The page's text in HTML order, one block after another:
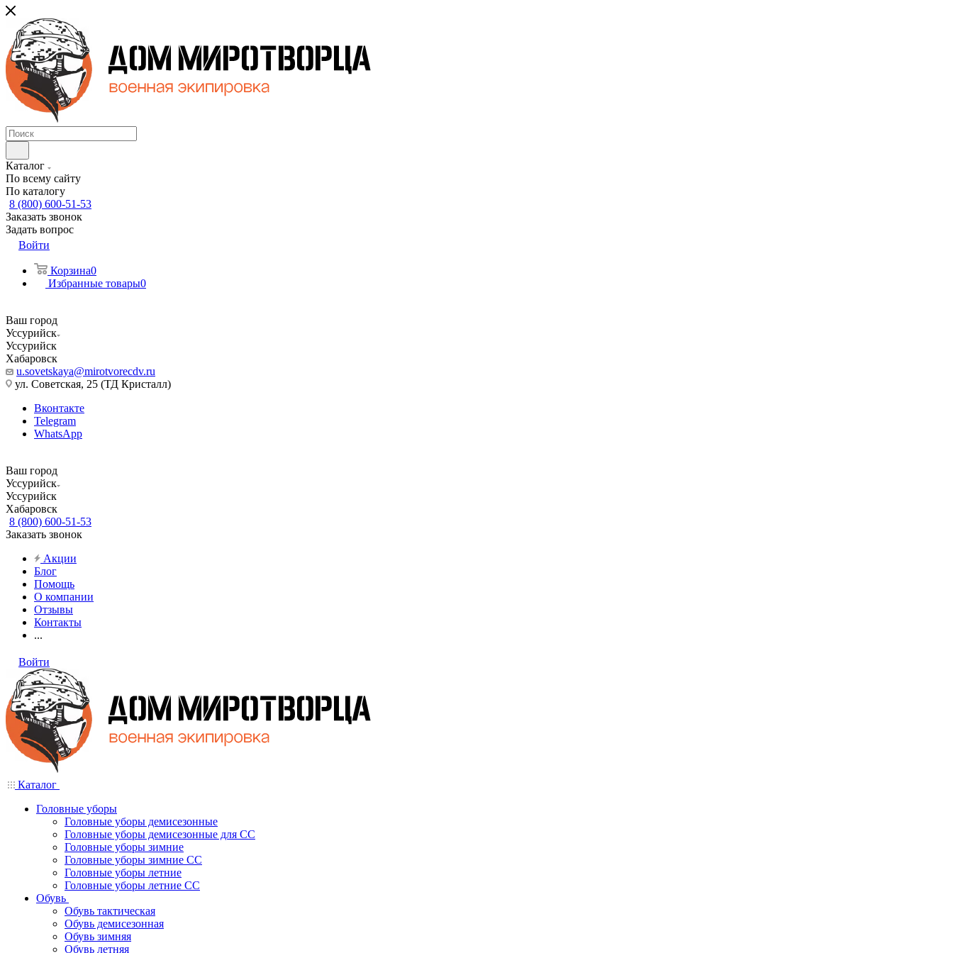
Каталог
По всему сайту
По каталогу
8 (800) 600-51-53
Заказать звонок
Задать вопрос
Войти
Корзина0
Избранные товары0
Ваш город
Уссурийск
Уссурийск
Хабаровск
u.sovetskaya@mirotvorecdv.ru
ул. Советская, 25 (ТД Кристалл)
Вконтакте
Telegram
WhatsApp
Ваш город
Уссурийск
Уссурийск
Хабаровск
8 (800) 600-51-53
Заказать звонок
Акции
Блог
Помощь
О компании
Отзывы
Контакты
...
Войти
Каталог
Головные уборы
Головные уборы демисезонные
Головные уборы демисезонные для СС
Головные уборы зимние
Головные уборы зимние СС
Головные уборы летние
Головные уборы летние СС
Обувь
Обувь тактическая
Обувь демисезонная
Обувь зимняя
Обувь летняя